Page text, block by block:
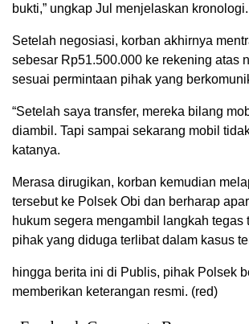
bukti,” ungkap Jul menjelaskan kronologi.
Setelah negosiasi, korban akhirnya
sebesar Rp51.500.000 ke rekening atas
sesuai permintaan pihak yang
“Setelah saya transfer, mereka bilang
diambil. Tapi sampai sekarang mobil
katanya.
Merasa dirugikan, korban kemudian
tersebut ke Polsek Obi dan berharap
hukum segera mengambil langkah tegas
pihak yang diduga terlibat dalam kasus
hingga berita ini di Publis, pihak Polsek
memberikan keterangan resmi. (red)